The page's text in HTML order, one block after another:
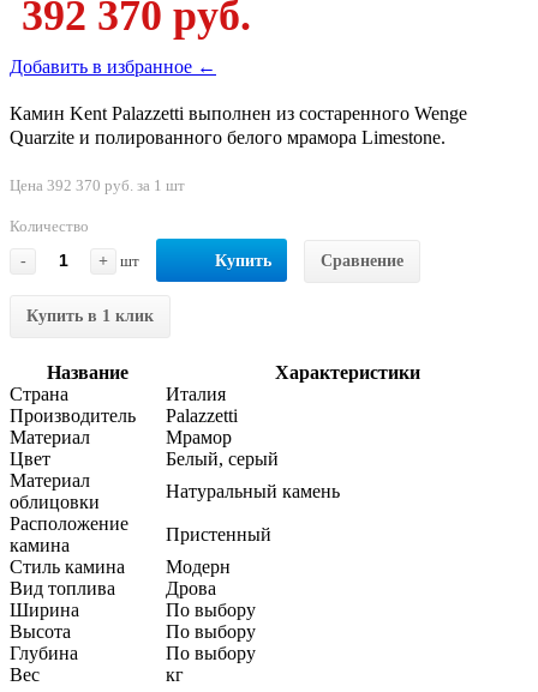
392 370 руб.
Добавить в избранное ←
Камин Kent Palazzetti выполнен из состаренного Wenge
Quarzite и полированного белого мрамора Limestone.
Цена 392 370 руб. за 1 шт
Количество
-
+ шт Купить Сравнение
Купить в 1 клик
Название
Характеристики
Страна
Италия
Производитель
Palazzetti
Материал
Мрамор
Цвет
Белый, серый
Материал
облицовки
Натуральный камень
Расположение
камина
Пристенный
Стиль камина
Модерн
Вид топлива
Дрова
Ширина
По выбору
Высота
По выбору
Глубина
По выбору
Вес
кг